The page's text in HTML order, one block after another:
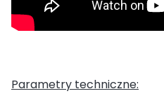
Parametry techniczne: